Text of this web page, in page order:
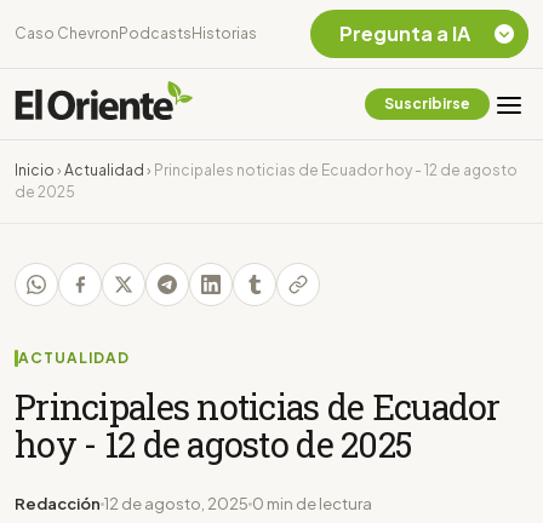
Caso Chevron Podcasts Historias
Suscribirse
Inicio › Actualidad › Principales noticias de Ecuador hoy - 12 de agosto
de 2025
ACTUALIDAD
Principales noticias de Ecuador
hoy - 12 de agosto de 2025
Redacción 12 de agosto, 2025 0 min de lectura
Pregunta a IA
Chevron Ecuador